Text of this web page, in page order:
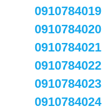
0910784019
0910784020
0910784021
0910784022
0910784023
0910784024